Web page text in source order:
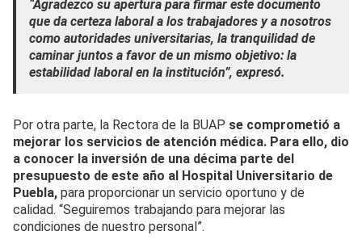
“Agradezco su apertura para firmar este documento
que da certeza laboral a los trabajadores y a nosotros
como autoridades universitarias, la tranquilidad de
caminar juntos a favor de un mismo objetivo: la
estabilidad laboral en la institución”, expresó.
Por otra parte, la Rectora de la BUAP se comprometió a
mejorar los servicios de atención médica. Para ello, dio
a conocer la inversión de una décima parte del
presupuesto de este año al Hospital Universitario de
Puebla, para proporcionar un servicio oportuno y de
calidad. “Seguiremos trabajando para mejorar las
condiciones de nuestro personal”.